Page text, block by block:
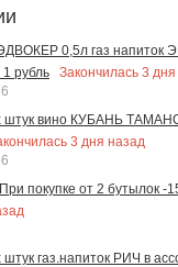
0,5л газ напиток
рубль
Закончилась 3
х штук вино КУБАНЬ
3 дня назад
покупке от 2 бутылок -
штук газ.напиток РИЧ в